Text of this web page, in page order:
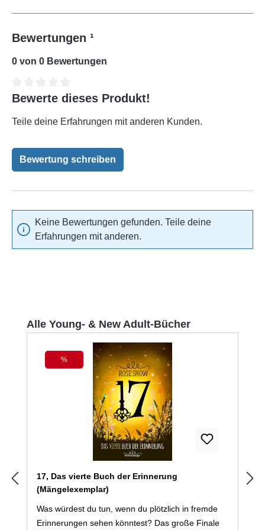
Bewertungen ¹
0 von 0 Bewertungen
Durchschnittliche Bewertung von 0 von 5 Sternen
Bewerte dieses Produkt!
Teile deine Erfahrungen mit anderen Kunden.
Bewertung schreiben
Keine Bewertungen gefunden. Teile deine
Erfahrungen mit anderen.
Produktgalerie überspringen
Alle Young- & New Adult-Bücher
Rabatt
%
17, Das vierte Buch der Erinnerung
(Mängelexemplar)
Was würdest du tun, wenn du plötzlich in fremde
Erinnerungen sehen könntest? Das große Finale